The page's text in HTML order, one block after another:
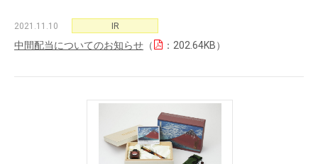
2021.11.10 IR
中間配当についてのお知らせ （ ：202.64KB）